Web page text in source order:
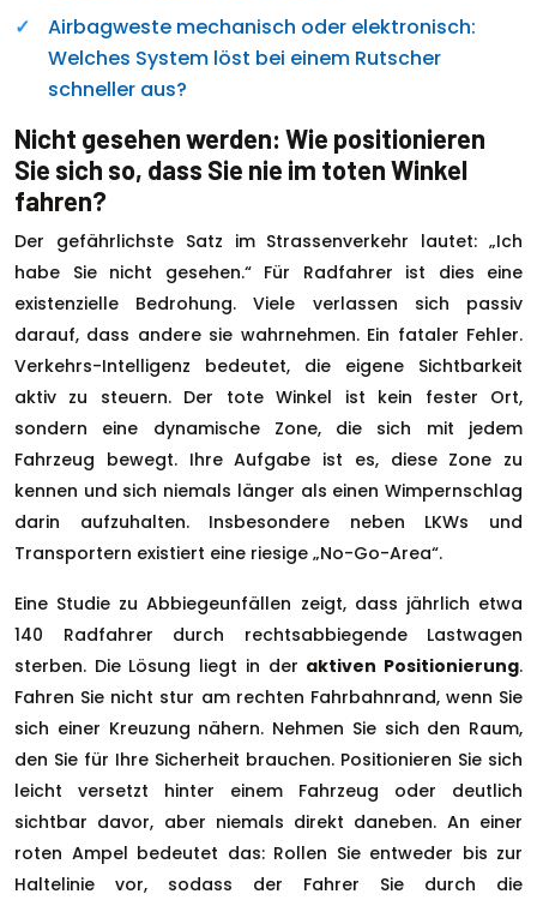
Airbagweste mechanisch oder elektronisch:
Welches System löst bei einem Rutscher
schneller aus?
Nicht gesehen werden: Wie positionieren
Sie sich so, dass Sie nie im toten Winkel
fahren?
Der gefährlichste Satz im Strassenverkehr lautet: „Ich
habe Sie nicht gesehen.“ Für Radfahrer ist dies eine
existenzielle Bedrohung. Viele verlassen sich passiv
darauf, dass andere sie wahrnehmen. Ein fataler Fehler.
Verkehrs-Intelligenz bedeutet, die eigene Sichtbarkeit
aktiv zu steuern. Der tote Winkel ist kein fester Ort,
sondern eine dynamische Zone, die sich mit jedem
Fahrzeug bewegt. Ihre Aufgabe ist es, diese Zone zu
kennen und sich niemals länger als einen Wimpernschlag
darin aufzuhalten. Insbesondere neben LKWs und
Transportern existiert eine riesige „No-Go-Area“.
Eine Studie zu Abbiegeunfällen zeigt, dass jährlich etwa
140 Radfahrer durch rechtsabbiegende Lastwagen
sterben. Die Lösung liegt in der aktiven Positionierung.
Fahren Sie nicht stur am rechten Fahrbahnrand, wenn Sie
sich einer Kreuzung nähern. Nehmen Sie sich den Raum,
den Sie für Ihre Sicherheit brauchen. Positionieren Sie sich
leicht versetzt hinter einem Fahrzeug oder deutlich
sichtbar davor, aber niemals direkt daneben. An einer
roten Ampel bedeutet das: Rollen Sie entweder bis zur
Haltelinie vor, sodass der Fahrer Sie durch die